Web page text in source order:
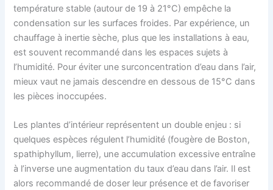
température stable (autour de 19 à 21°C) empêche la
condensation sur les surfaces froides. Par expérience, un
chauffage à inertie sèche, plus que les installations à eau,
est souvent recommandé dans les espaces sujets à
l’humidité. Pour éviter une surconcentration d’eau dans l’air,
mieux vaut ne jamais descendre en dessous de 15°C dans
les pièces inoccupées.
Les plantes d’intérieur représentent un double enjeu : si
quelques espèces régulent l’humidité (fougère de Boston,
spathiphyllum, lierre), une accumulation excessive entraîne
à l’inverse une augmentation du taux d’eau dans l’air. Il est
alors recommandé de doser leur présence et de favoriser